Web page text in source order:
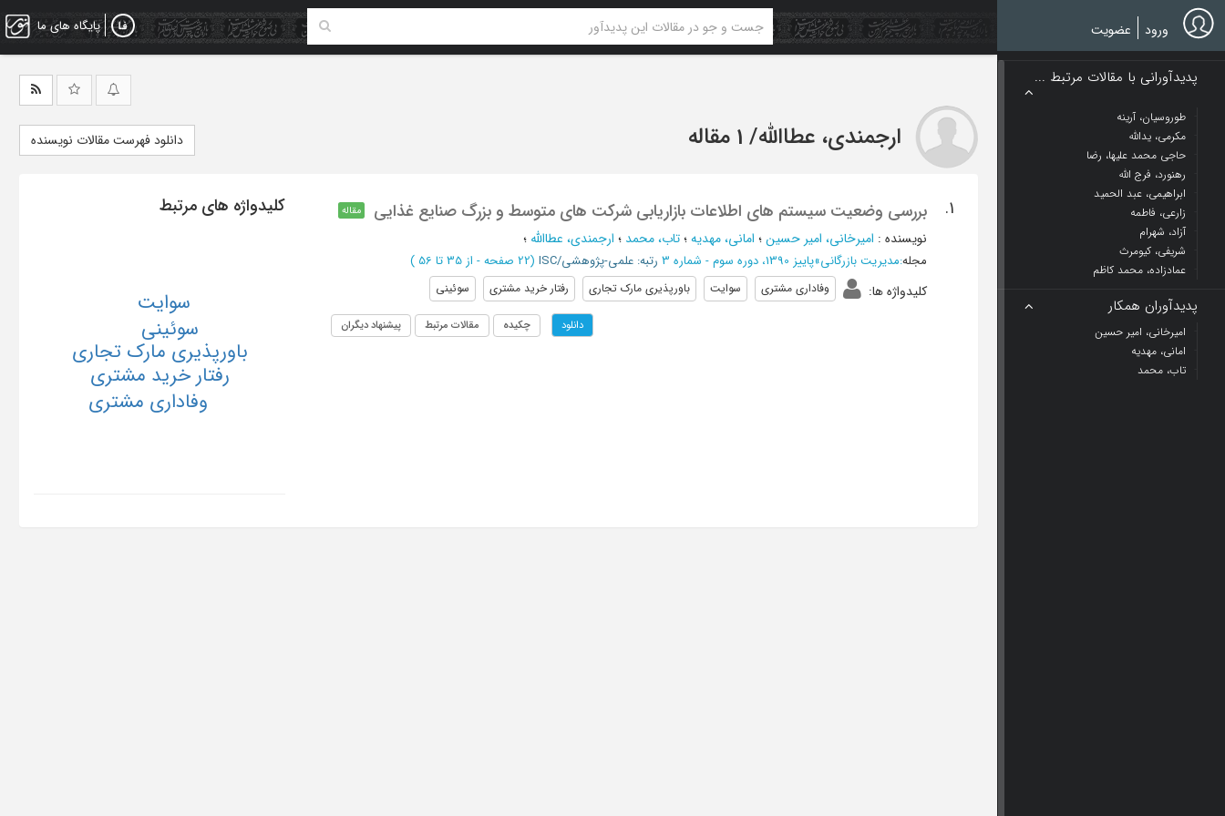
Skip
to
main
پایگاه های ما ورود عضویت
پدیدآورانی با مقالات مرتبط ...
طوروسیان، آرینه
مکرمی، یدالله
حاجی محمد علیها، رضا
رهنورد، فرج الله
ابراهیمی، عبد الحمید
زارعی، فاطمه
آزاد، شهرام
شریفی، کیومرث
عمادزاده، محمد کاظم
پدیدآوران همکار
امیرخانی، امیر حسین
امانی، مهدیه
تاب، محمد
ارجمندی، عطاالله/ 1 مقاله دانلود فهرست مقالات نویسنده
1. بررسی وضعیت سیستم های اطلاعات بازاریابی شرکت های متوسط و بزرگ صنایع غذایی مقاله
نویسنده : امیرخانی، امیر حسین؛ امانی، مهدیه؛تاب، محمد ؛ ارجمندی، عطاالله ؛
مجله:مدیریت بازرگانی»پاییز 1390، دوره سوم - شماره 3 رتبه: علمی-پژوهشی/ISC (‎22 صفحه - از 35 تا 56 )
کلیدواژه ها: وفاداری مشتری سوایت باورپذیری مارک تجاری رفتار خرید مشتری سوئینی
دانلود چکیده مقالات مرتبط پیشنهاد دیگران
کلیدواژه های مرتبط
باورپذیری مارک تجاری
رفتار خرید مشتری
سوئینی
سوایت
وفاداری مشتری